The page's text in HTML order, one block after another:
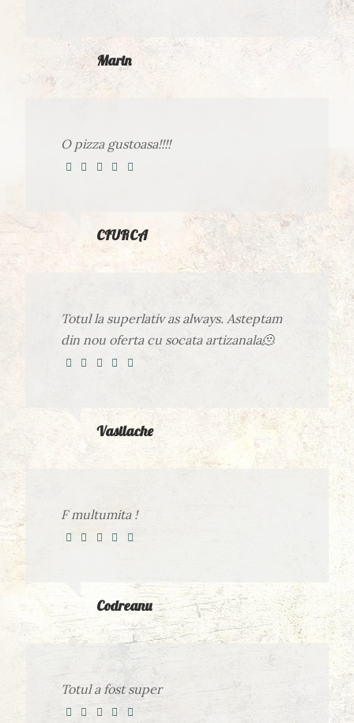
Marin
O pizza gustoasa!!!!
CIURCA
Totul la superlativ as always. Asteptam
din nou oferta cu socata artizanala🫠
Vasilache
F multumita !
Codreanu
Totul a fost super